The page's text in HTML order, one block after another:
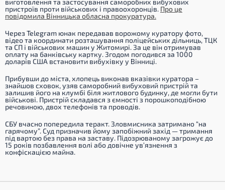
виготовлення та застосування саморобних вибухових
пристроїв проти військових і правоохоронців. Про це
повідомила Вінницька обласна прокуратура.
Через Telegram юнак передавав ворожому куратору фото,
відео та координати розташування поліцейських дільниць, ТЦК
та СП і військових машин у Житомирі. За це він отримував
оплату на банківську картку. Згодом погодився за 1000
доларів США встановити вибухівку у Вінниці.
Прибувши до міста, хлопець виконав вказівки куратора –
знайшов сховок, узяв саморобний вибуховий пристрій та
залишив його на клумбі біля житлового будинку, де могли бути
військові. Пристрій складався з ємності з порошкоподібною
речовиною, двох телефонів та проводів.
СБУ вчасно попередила теракт. Зловмисника затримано “на
гарячому”. Суд призначив йому запобіжний захід — тримання
під вартою без права на заставу. Підозрюваному загрожує до
15 років позбавлення волі або довічне ув’язнення з
конфіскацією майна.